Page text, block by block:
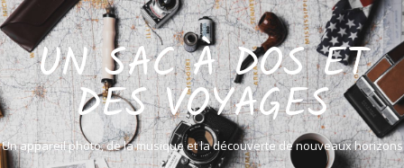
UN SAC À DOS ET
DES VOYAGES
Un appareil photo, de la musique et la découverte de nouveaux horizons